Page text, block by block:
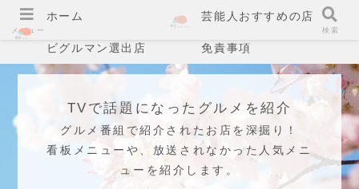
ホーム 芸能人おすすめの店
ビグルマン選出店 免責事項
TVで話題になったグルメを紹介
グルメ番組で紹介されたお店を深掘り！
看板メニューや、放送されなかった人気メニ
ューを紹介します。
メニュー 検索